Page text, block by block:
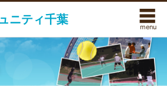
☰
ニティ千葉